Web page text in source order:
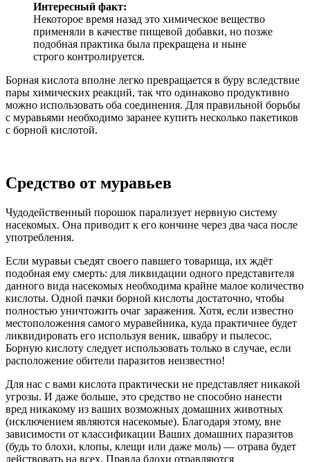
Интересный факт:
Некоторое время назад это химическое вещество
применяли в качестве пищевой добавки, но позже
подобная практика была прекращена и ныне
строго контролируется.
Борная кислота вполне легко превращается в буру вследствие
пары химических реакций, так что одинаково продуктивно
можно использовать оба соединения. Для правильной борьбы
с муравьями необходимо заранее купить несколько пакетиков
с борной кислотой.
Средство от муравьев
Чудодейственный порошок парализует нервную систему
насекомых. Она приводит к его кончине через два часа после
употребления.
Если муравьи съедят своего павшего товарища, их ждёт
подобная ему смерть: для ликвидации одного представителя
данного вида насекомых необходима крайне малое количество
кислоты. Одной пачки борной кислоты достаточно, чтобы
полностью уничтожить очаг заражения. Хотя, если известно
местоположения самого муравейника, куда практичнее будет
ликвидировать его используя веник, швабру и пылесос.
Борную кислоту следует использовать только в случае, если
расположение обители паразитов неизвестно!
Для нас с вами кислота практически не представляет никакой
угрозы. И даже больше, это средство не способно нанести
вред никакому из ваших возможных домашних животных
(исключением являются насекомые). Благодаря этому, вне
зависимости от классификации Ваших домашних паразитов
(будь то блохи, клопы, клещи или даже моль) — отрава будет
действовать на всех. Правда блохи отравляются